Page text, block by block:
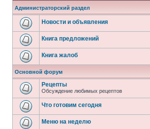
Администраторский раздел
Новости и объявления
Книга предложений
Книга жалоб
Основной форум
Рецепты
Обсуждение любимых рецептов
Что готовим сегодня
Меню на неделю